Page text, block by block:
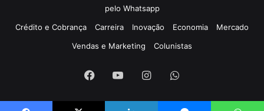
pelo Whatsapp
Crédito e Cobrança
Carreira Inovação Economia
Mercado
Vendas e Marketing
Colunistas
Facebook
YouTubeInstagramWhatsApp